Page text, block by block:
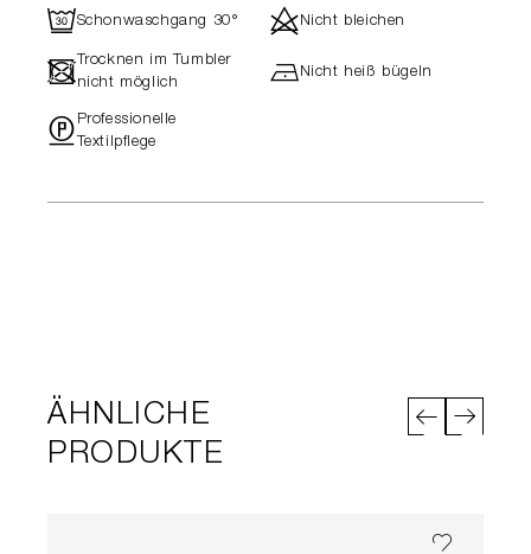
RSchonwaschgang 30° dNicht bleichen
- Trocknen im Tumbler
nicht möglich
hNicht heiß bügeln
"Professionelle
Textilpflege
ÄHNLICHE
PRODUKTE